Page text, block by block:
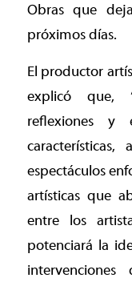
Obras que
próximos días.
El productor
explicó que,
reflexiones y
espectáculos
artísticas que
entre los
potenciará la